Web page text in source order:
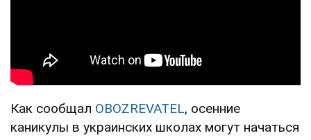
Как сообщал OBOZREVATEL, осенние
каникулы в украинских школах могут начаться